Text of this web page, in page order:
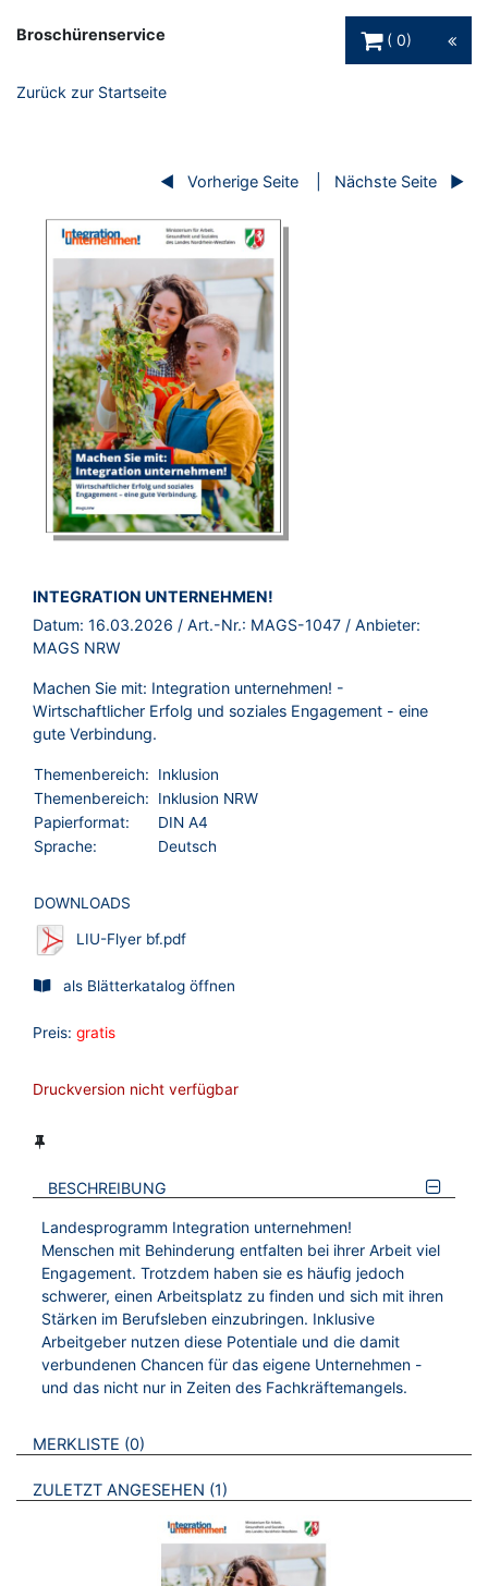
Broschürenservice
0
Zurück zur Startseite
Vorherige Seite Nächste Seite
BROSCHÜRE:
INTEGRATION UNTERNEHMEN!
Datum: 16.03.2026 / Art.-Nr.: MAGS-1047 / Anbieter:
MAGS NRW
Machen Sie mit: Integration unternehmen! -
Wirtschaftlicher Erfolg und soziales Engagement - eine
gute Verbindung.
Themenbereich:
Inklusion
Themenbereich:
Inklusion NRW
Papierformat:
DIN A4
Sprache:
Deutsch
DOWNLOADS
LIU-Flyer bf.pdf
als Blätterkatalog öffnen
Preis: gratis
Druckversion nicht verfügbar
BESCHREIBUNG
Landesprogramm Integration unternehmen!
Menschen mit Behinderung entfalten bei ihrer Arbeit viel
Engagement. Trotzdem haben sie es häufig jedoch
schwerer, einen Arbeitsplatz zu finden und sich mit ihren
Stärken im Berufsleben einzubringen. Inklusive
Arbeitgeber nutzen diese Potentiale und die damit
verbundenen Chancen für das eigene Unternehmen -
und das nicht nur in Zeiten des Fachkräftemangels.
VERWEISE AUF VERMERKTE- ODER ZULETZT ANGESEHENE
MERKLISTE 0 BROSCHÜREN
ZULETZT ANGESEHEN 1 BROSCHÜREN